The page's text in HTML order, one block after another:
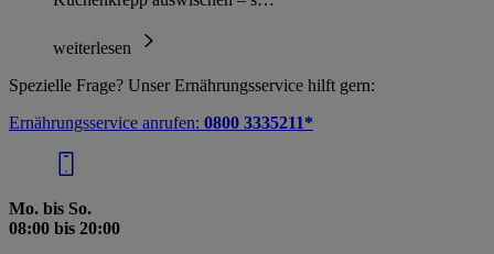
weiterlesen
Spezielle Frage? Unser Ernährungsservice hilft gern:
Ernährungsservice anrufen: 0800 3335211*
Mo. bis So.
08:00 bis 20:00